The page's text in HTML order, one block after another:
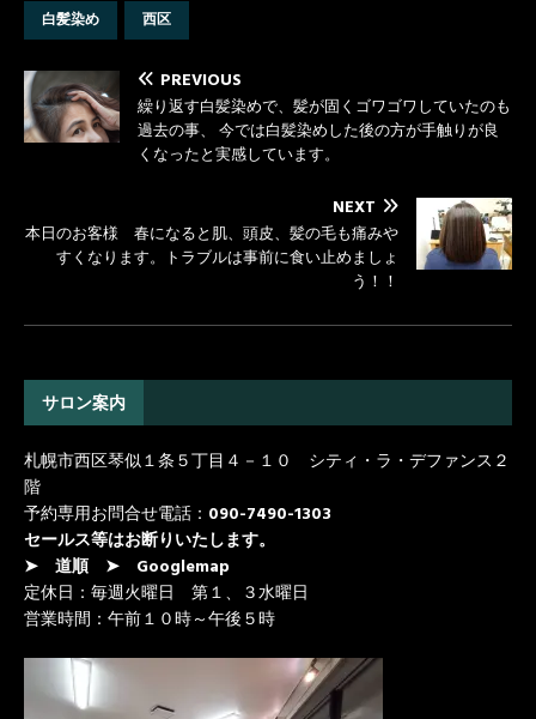
o
k
白髪染め
西区
PREVIOUS
繰り返す白髪染めで、髪が固くゴワゴワしていたのも
過去の事、 今では白髪染めした後の方が手触りが良
くなったと実感しています。
NEXT
本日のお客様 春になると肌、頭皮、髪の毛も痛みや
すくなります。トラブルは事前に食い止めましょ
う！！
サロン案内
札幌市西区琴似１条５丁目４－１０ シティ・ラ・デファンス２
階
予約専用お問合せ電話： 090-7490-1303
セールス等はお断りいたします。
➤ 道順
➤ Googlemap
定休日：毎週火曜日 第１、３水曜日
営業時間：午前１０時～午後５時